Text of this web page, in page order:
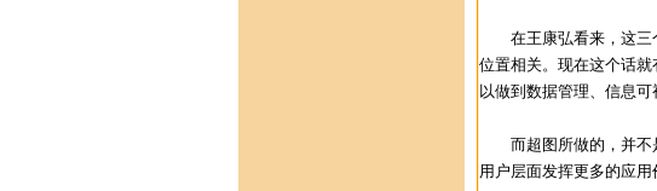
在王康弘看来，这三个
位置相关。现在这个话
以做到数据管理、信息可
而超图所做的，并不是
用户层面发挥更多的应用